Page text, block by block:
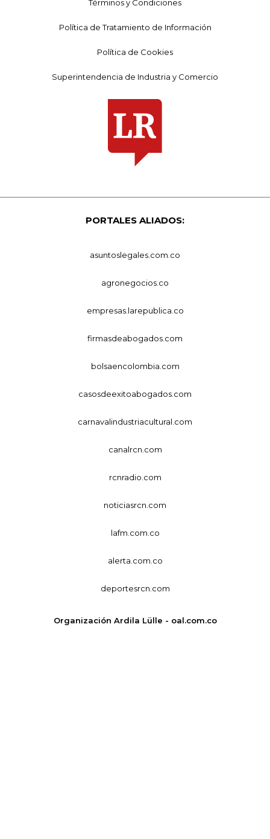
Términos y Condiciones
Política de Tratamiento de Información
Política de Cookies
Superintendencia de Industria y Comercio
PORTALES ALIADOS:
asuntoslegales.com.co
agronegocios.co
empresas.larepublica.co
firmasdeabogados.com
bolsaencolombia.com
casosdeexitoabogados.com
carnavalindustriacultural.com
canalrcn.com
rcnradio.com
noticiasrcn.com
lafm.com.co
alerta.com.co
deportesrcn.com
Organización Ardila Lülle - oal.com.co